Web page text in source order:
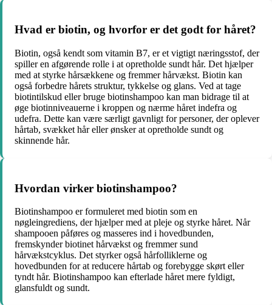
Hvad er biotin, og hvorfor er det godt for håret?
Biotin, også kendt som vitamin B7, er et vigtigt næringsstof, der
spiller en afgørende rolle i at opretholde sundt hår. Det hjælper
med at styrke hårsækkene og fremmer hårvækst. Biotin kan
også forbedre hårets struktur, tykkelse og glans. Ved at tage
biotintilskud eller bruge biotinshampoo kan man bidrage til at
øge biotinniveauerne i kroppen og nærme håret indefra og
udefra. Dette kan være særligt gavnligt for personer, der oplever
hårtab, svækket hår eller ønsker at opretholde sundt og
skinnende hår.
Hvordan virker biotinshampoo?
Biotinshampoo er formuleret med biotin som en
nøgleingrediens, der hjælper med at pleje og styrke håret. Når
shampooen påføres og masseres ind i hovedbunden,
fremskynder biotinet hårvækst og fremmer sund
hårvækstcyklus. Det styrker også hårfolliklerne og
hovedbunden for at reducere hårtab og forebygge skørt eller
tyndt hår. Biotinshampoo kan efterlade håret mere fyldigt,
glansfuldt og sundt.